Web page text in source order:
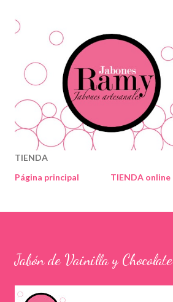
TIENDA
Página principal
TIENDA online
Jabón de Vainilla y Chocolate